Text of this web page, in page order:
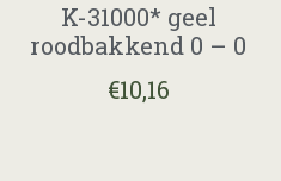
K-31000* geel
roodbakkend 0 – 0
€10,16